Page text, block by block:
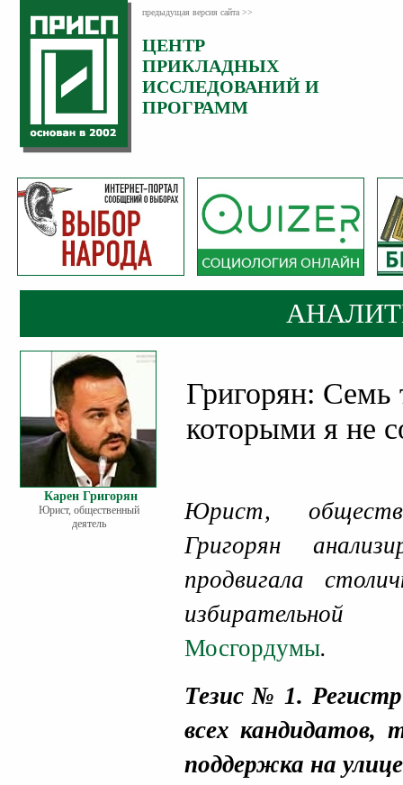
предыдущая версия сайта >>
ЦЕНТР
ПРИКЛАДНЫХ
ИССЛЕДОВАНИЙ И
ПРОГРАММ
Карен Григорян
Юрист, общественный
деятель
Григорян: Семь
которыми я не
Юрист,
Григорян
продвигала
Мосгордумы.
Тезис № 1.
всех кандидатов,
поддержка на
Категория:
Аналитика